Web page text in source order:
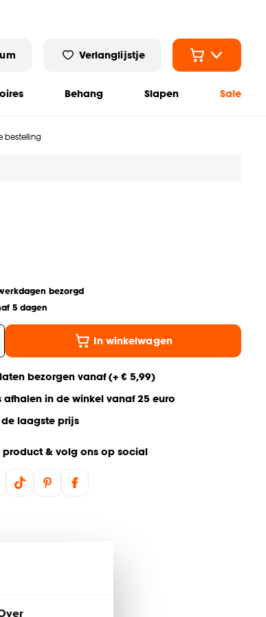
Verlanglijstje
Behang Slapen Sale
bestelling
bezorgd
5 dagen
In winkelwagen
bezorgen vanaf (+ € 5,99)
afhalen in de winkel vanaf 25 euro
laagste prijs
product & volg ons op social